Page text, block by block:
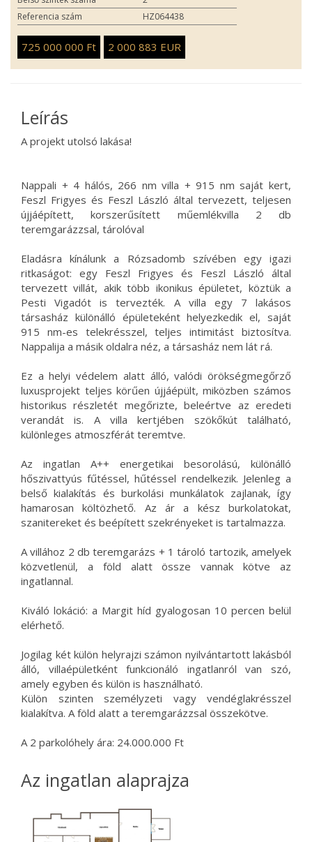
Referencia szám
HZ064438
2 000 883 EUR
725 000 000 Ft
Leírás
A projekt utolsó lakása!
Nappali + 4 hálós, 266 nm villa + 915 nm saját kert,
Feszl Frigyes és Feszl László által tervezett, teljesen
újjáépített, korszerűsített műemlékvilla 2 db
teremgarázzsal, tárolóval
Eladásra kínálunk a Rózsadomb szívében egy igazi
ritkaságot: egy Feszl Frigyes és Feszl László által
tervezett villát, akik több ikonikus épületet, köztük a
Pesti Vigadót is tervezték. A villa egy 7 lakásos
társasház különálló épületeként helyezkedik el, saját
915 nm-es telekrésszel, teljes intimitást biztosítva.
Nappalija a másik oldalra néz, a társasház nem lát rá.
Ez a helyi védelem alatt álló, valódi örökségmegőrző
luxusprojekt teljes körűen újjáépült, miközben számos
historikus részletét megőrizte, beleértve az eredeti
verandát is. A villa kertjében szökőkút található,
különleges atmoszférát teremtve.
Az ingatlan A++ energetikai besorolású, különálló
hőszivattyús fűtéssel, hűtéssel rendelkezik. Jelenleg a
belső kialakítás és burkolási munkálatok zajlanak, így
hamarosan költözhető. Az ár a kész burkolatokat,
szanitereket és beépített szekrényeket is tartalmazza.
A villához 2 db teremgarázs + 1 tároló tartozik, amelyek
közvetlenül, a föld alatt össze vannak kötve az
ingatlannal.
Kiváló lokáció: a Margit híd gyalogosan 10 percen belül
elérhető.
Jogilag két külön helyrajzi számon nyilvántartott lakásból
álló, villaépületként funkcionáló ingatlanról van szó,
amely egyben és külön is használható.
Külön szinten személyzeti vagy vendéglakrésszel
kialakítva. A föld alatt a teremgarázzsal összekötve.
A 2 parkolóhely ára: 24.000.000 Ft
Az ingatlan alaprajza